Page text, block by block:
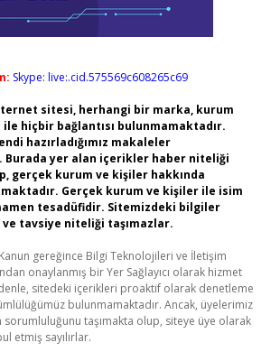
Skype: live:.cid.575569c608265c69
sitesi, herhangi bir marka, kurum
hiçbir bağlantısı bulunmamaktadır.
hazırladığımız makaleler
Burada yer alan içerikler haber niteliği
gerçek kurum ve kişiler hakkında
Gerçek kurum ve kişiler ile isim
tesadüfidir. Sitemizdeki bilgiler
tavsiye niteliği taşımazlar.
Kanun gereğince Bilgi Teknolojileri ve İletişim
onaylanmış bir Yer Sağlayıcı olarak hizmet
sitedeki içerikleri proaktif olarak denetleme
bulunmamaktadır. Ancak, üyelerimiz
sorumluluğunu taşımakta olup, siteye üye olarak
etmiş sayılırlar.